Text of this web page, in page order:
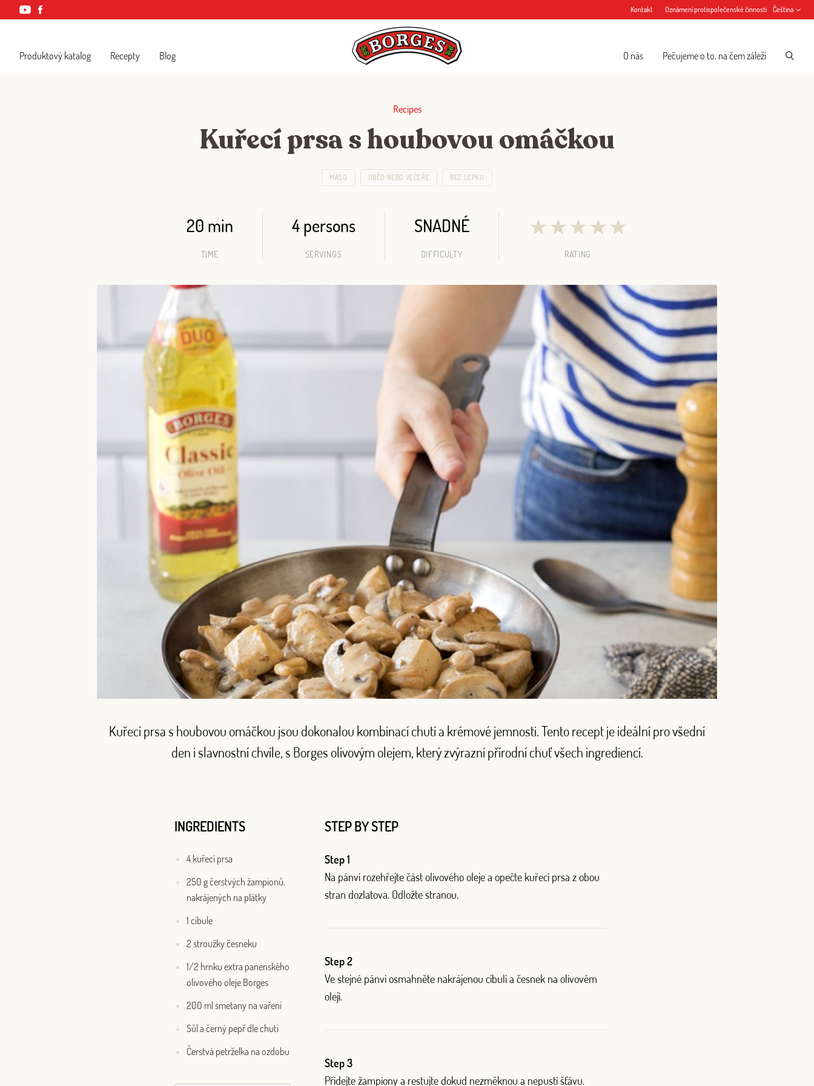
Kontakt Oznámení protispolečenské činnosti Čeština
Produktový katalog Recepty Blog O nás Pečujeme o to, na čem záleží
Recipes
Kuřecí prsa s houbovou omáčkou
MASO OBĚD NEBO VEČEŘE BEZ LEPKU
20 min
TIME
4 persons
SERVINGS
SNADNÉ
DIFFICULTY
★★★★★
RATING
Kuřecí prsa s houbovou omáčkou jsou dokonalou kombinací chutí a krémové jemnosti. Tento recept je ideální pro všední
den i slavnostní chvíle, s Borges olivovým olejem, který zvýrazní přírodní chuť všech ingrediencí.
INGREDIENTS
4 kuřecí prsa
250 g čerstvých žampionů,
nakrájených na plátky
1 cibule
2 stroužky česneku
1/2 hrnku extra panenského
olivového oleje Borges
200 ml smetany na vaření
Sůl a černý pepř dle chuti
Čerstvá petrželka na ozdobu
STEP BY STEP
Step 1
Na pánvi rozehřejte část olivového oleje a opečte kuřecí prsa z obou
stran dozlatova. Odložte stranou.
Step 2
Ve stejné pánvi osmahněte nakrájenou cibuli a česnek na olivovém
oleji.
Step 3
Přidejte žampiony a restujte dokud nezměknou a nepustí šťávu.
Log in with Facebook